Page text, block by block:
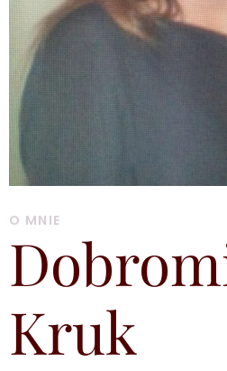
O MNIE
Kruk